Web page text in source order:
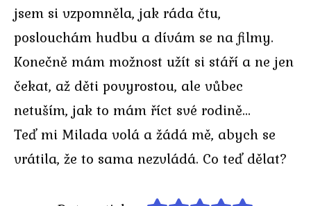
jsem si vzpomněla, jak ráda čtu,
poslouchám hudbu a dívám se na filmy.
Konečně mám možnost užít si stáří a ne jen
čekat, až děti povyrostou, ale vůbec
netuším, jak to mám říct své rodině…
Teď mi Milada volá a žádá mě, abych se
vrátila, že to sama nezvládá. Co teď dělat?